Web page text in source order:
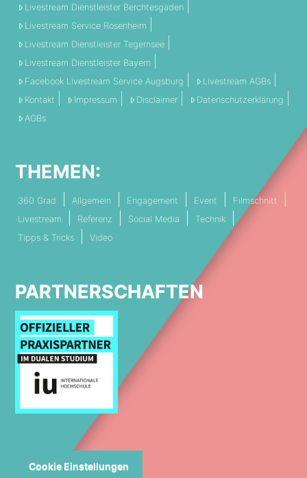
Livestream Dienstleister Berchtesgaden
Livestream Service Rosenheim
Livestream Dienstleister Tegernsee
Livestream Dienstleister Bayern
Facebook Livestream Service Augsburg
Livestream AGBs
Kontakt
Impressum Disclaimer
Datenschutzerklärung
AGBs
THEMEN:
360 Grad Allgemein Engagement Event
Filmschnitt
Livestream
Referenz Social Media
Technik
Tipps & Tricks
Video
PARTNERSCHAFTEN
Cookie Einstellungen